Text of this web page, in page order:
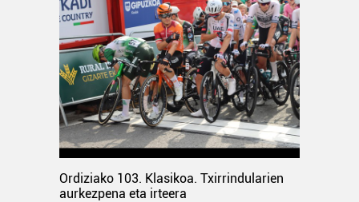
Ordiziako 103. Klasikoa. Txirrindularien
aurkezpena eta irteera